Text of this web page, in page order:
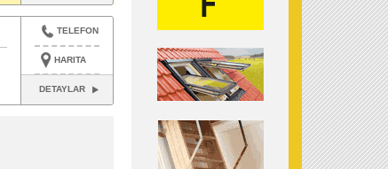
TELEFON
HARITA
DETAYLAR